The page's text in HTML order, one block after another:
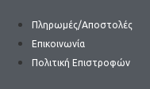
Πληρωμές/Αποστολές
Επικοινωνία
Πολιτική Επιστροφών